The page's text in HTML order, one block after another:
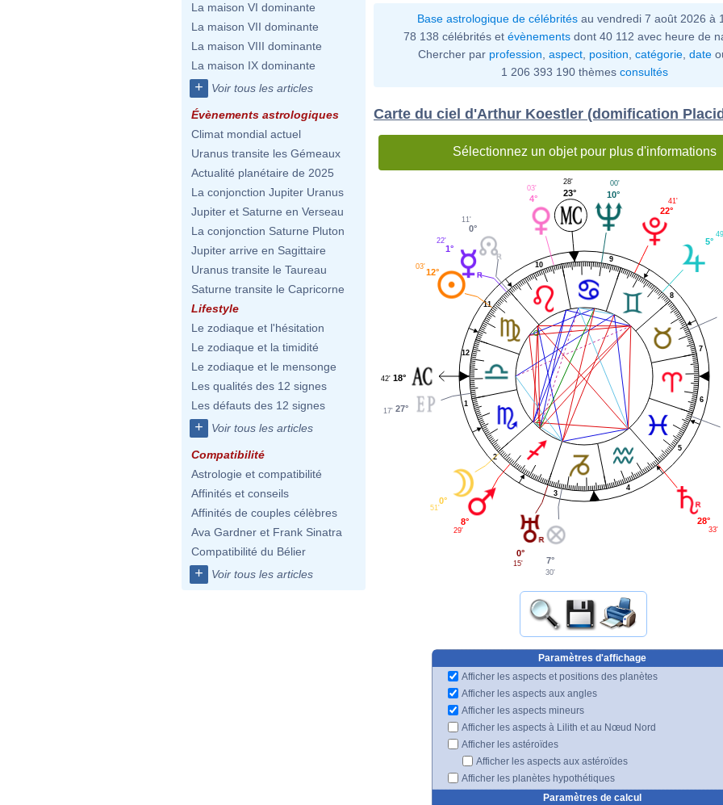
La maison VI dominante
La maison VII dominante
La maison VIII dominante
La maison IX dominante
+ Voir tous les articles
Évènements astrologiques
Climat mondial actuel
Uranus transite les Gémeaux
Actualité planétaire de 2025
La conjonction Jupiter Uranus
Jupiter et Saturne en Verseau
La conjonction Saturne Pluton
Jupiter arrive en Sagittaire
Uranus transite le Taureau
Saturne transite le Capricorne
Lifestyle
Le zodiaque et l'hésitation
Le zodiaque et la timidité
Le zodiaque et le mensonge
Les qualités des 12 signes
Les défauts des 12 signes
+ Voir tous les articles
Compatibilité
Astrologie et compatibilité
Affinités et conseils
Affinités de couples célèbres
Ava Gardner et Frank Sinatra
Compatibilité du Bélier
+ Voir tous les articles
Base astrologique de célébrités au vendredi 7 août 2026 à
78 138 célébrités et évènementsdont 40 112 avec heure de
Chercher par profession aspect position catégorie date
1 206 393 190 thèmes consultés
Carte du ciel d'Arthur Koestler (domification
Sélectionnez un objet pour plus d'informations
1
2
3
4
5
6
7
8
9
10
11
12
5°
22°
41'
10°
00'
23°
28'
4°
03'
0°
11'
1°
22'
12°
03'
18°
42'
27°
17'
0°
51'
8°
29'
0°
15' 7°
30'
28°
33'
Paramètres d'affichage
Afficher les aspects et positions des planètes
Afficher les aspects aux angles
Afficher les aspects mineurs
Afficher les aspects à Lilith et au Nœud Nord
Afficher les astéroïdes
Afficher les aspects aux astéroïdes
Afficher les planètes hypothétiques
Paramètres de calcul